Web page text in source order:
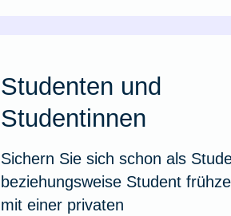
Studenten und
Studentinnen
Sichern Sie sich schon als
beziehungsweise Student
mit einer privaten